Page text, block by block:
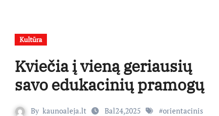
Kultūra
Kviečia į vieną geriausių
savo edukacinių pramogų
By kaunoaleja.lt Bal24,2025 #orientacinis